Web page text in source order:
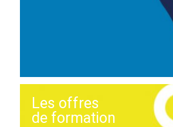
Les offres
de formation